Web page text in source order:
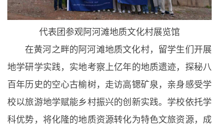
代表团参观阿河滩地质文化村展览馆
在黄河之畔的阿河滩地质文化村，留学生们开展
地学研学实践，实地考察上亿年的地质遗迹，探秘八
百年历史的空心古榆树，走访高锶矿泉，亲身感受学
校以旅游地学赋能乡村振兴的创新实践。学校依托学
科优势，将化隆的地质资源转化为特色文旅资源，成